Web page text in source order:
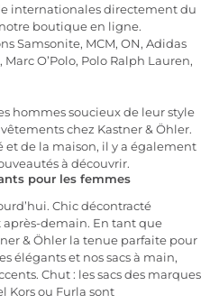
internationales directement du
boutique en ligne.
Samsonite, MCM, ON, Adidas
O’Polo, Polo Ralph Lauren,
hommes soucieux de leur style
chez Kastner & Öhler.
et de la maison, il y a également
à découvrir.
pour les femmes
Chic décontracté
demain. En tant que
& Öhler la tenue parfaite pour
élégants et nos sacs à main,
Chut : les sacs des marques
Kors ou Furla sont